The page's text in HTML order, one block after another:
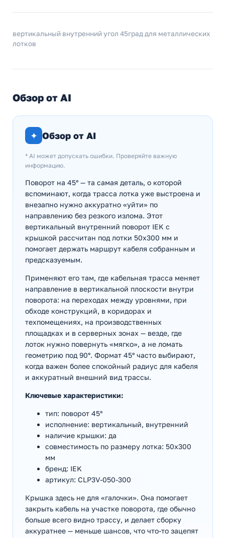
вертикальный внутренний угол 45град для металлических
лотков
Обзор от AI
✦ Обзор от AI
* AI может допускать ошибки. Проверяйте важную
информацию.
Поворот на 45° — та самая деталь, о которой
вспоминают, когда трасса лотка уже выстроена и
внезапно нужно аккуратно «уйти» по
направлению без резкого излома. Этот
вертикальный внутренний поворот IEK с
крышкой рассчитан под лотки 50х300 мм и
помогает держать маршрут кабеля собранным и
предсказуемым.
Применяют его там, где кабельная трасса меняет
направление в вертикальной плоскости внутри
поворота: на переходах между уровнями, при
обходе конструкций, в коридорах и
техпомещениях, на производственных
площадках и в серверных зонах — везде, где
лоток нужно повернуть «мягко», а не ломать
геометрию под 90°. Формат 45° часто выбирают,
когда важен более спокойный радиус для кабеля
и аккуратный внешний вид трассы.
Ключевые характеристики:
тип: поворот 45°
исполнение: вертикальный, внутренний
наличие крышки: да
совместимость по размеру лотка: 50х300
мм
бренд: IEK
артикул: CLP3V-050-300
Крышка здесь не для «галочки». Она помогает
закрыть кабель на участке поворота, где обычно
больше всего видно трассу, и делает сборку
аккуратнее — меньше шансов, что что-то зацепят